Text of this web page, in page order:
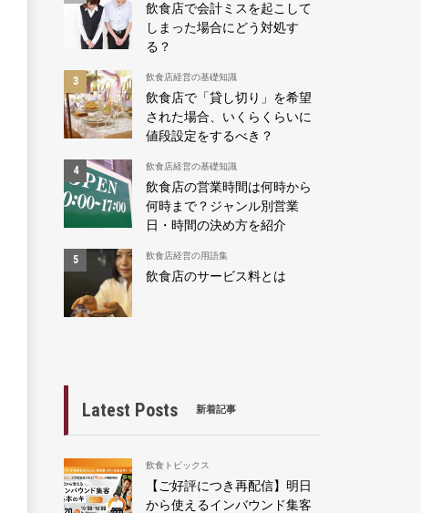
飲食店で会計ミスを起こして
しまった場合にどう対処す
る？
飲食店経営の基礎知識
飲食店で「貸し切り」を希望
された場合、いくらくらいに
値段設定をするべき？
飲食店経営の基礎知識
飲食店の営業時間は何時から
何時まで？ジャンル別営業
日・時間の決め方を紹介
飲食店経営の用語集
飲食店のサービス料とは
Latest Posts 新着記事
飲食トピックス
【ご好評につき再配信】明日
から使えるインバウンド集客